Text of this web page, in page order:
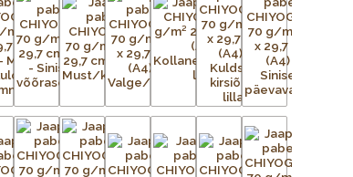
töömahukas protsess. Esialgsest kujutisest
mis on terve paberilehe suurused, üks võrk
Tänapäeval on kasutusel plast- ja
kantakse valgustundliku emulsiooni abil
trükikarussellile – iga värv kantakse trükilauale
avatud, ülejäänud võrgu augud aga
kasutatakse raaklit. Värv kuivab ja